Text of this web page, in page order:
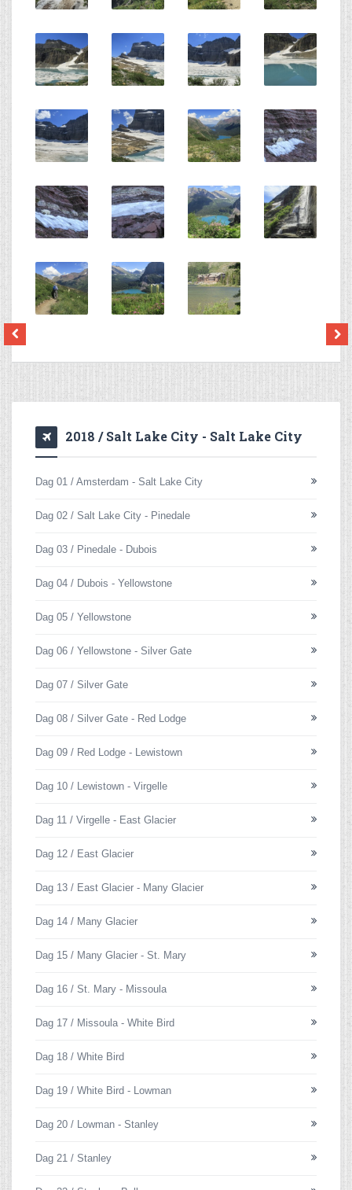
2018 / Salt Lake City - Salt Lake City
Dag 01 / Amsterdam - Salt Lake City
Dag 02 / Salt Lake City - Pinedale
Dag 03 / Pinedale - Dubois
Dag 04 / Dubois - Yellowstone
Dag 05 / Yellowstone
Dag 06 / Yellowstone - Silver Gate
Dag 07 / Silver Gate
Dag 08 / Silver Gate - Red Lodge
Dag 09 / Red Lodge - Lewistown
Dag 10 / Lewistown - Virgelle
Dag 11 / Virgelle - East Glacier
Dag 12 / East Glacier
Dag 13 / East Glacier - Many Glacier
Dag 14 / Many Glacier
Dag 15 / Many Glacier - St. Mary
Dag 16 / St. Mary - Missoula
Dag 17 / Missoula - White Bird
Dag 18 / White Bird
Dag 19 / White Bird - Lowman
Dag 20 / Lowman - Stanley
Dag 21 / Stanley